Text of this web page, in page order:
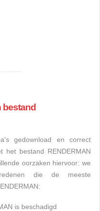
bestand
gedownload en correct
het bestand RENDERMAN
oorzaken hiervoor: we
die de meeste
is beschadigd